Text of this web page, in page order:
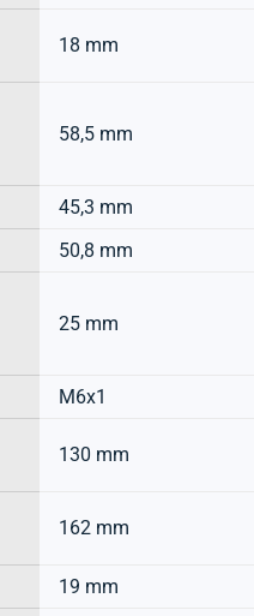
18 mm
58,5 mm
45,3 mm
50,8 mm
25 mm
M6x1
130 mm
162 mm
19 mm